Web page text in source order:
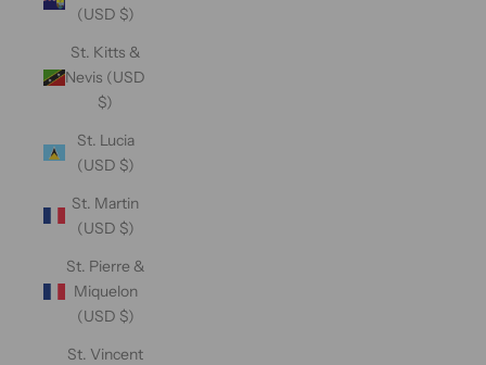
(USD $)
St. Kitts &
Nevis (USD
$)
St. Lucia
(USD $)
St. Martin
(USD $)
St. Pierre &
Miquelon
(USD $)
St. Vincent